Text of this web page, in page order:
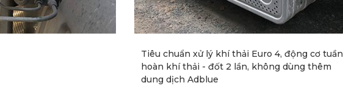
Tiêu chuẩn xử lý khí thải Euro 4, động cơ tuần
hoàn khí thải - đốt 2 lần, không dùng thêm
dung dịch Adblue